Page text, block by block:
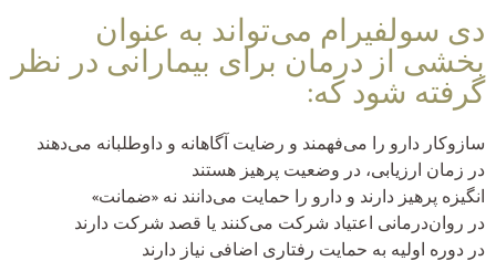
دی سولفیرام می‌تواند به عنوان
بخشی از درمان برای بیمارانی در نظر
گرفته شود که:
سازوکار دارو را می‌فهمند و رضایت آگاهانه و داوطلبانه می‌دهند
در زمان ارزیابی، در وضعیت پرهیز هستند
انگیزه پرهیز دارند و دارو را حمایت می‌دانند نه «ضمانت»
در روان‌درمانی اعتیاد شرکت می‌کنند یا قصد شرکت دارند
در دوره اولیه به حمایت رفتاری اضافی نیاز دارند